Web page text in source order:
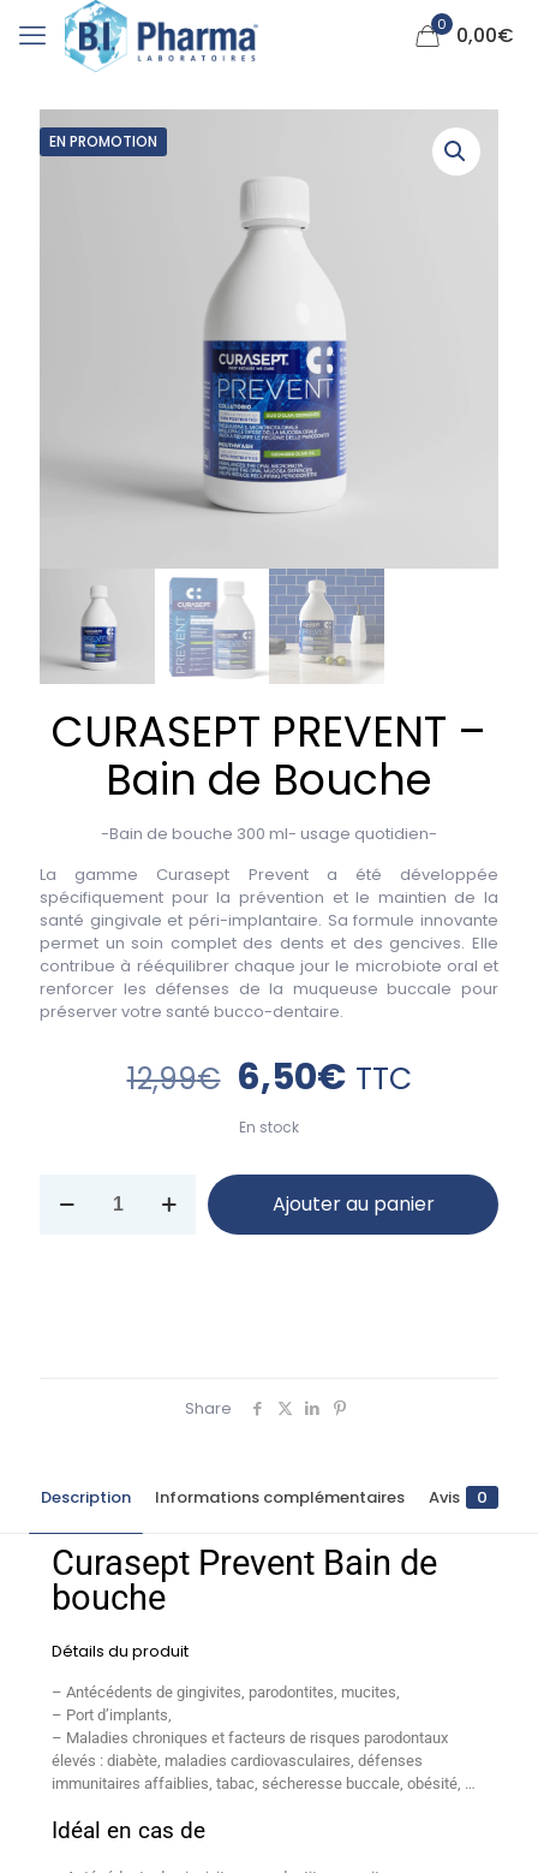
0 0,00€
EN PROMOTION
CURASEPT PREVENT –
Bain de Bouche
-Bain de bouche 300 ml- usage quotidien-
La gamme Curasept Preventa été développée
spécifiquement pourla prévention etle maintien de la
santé gingivale et péri-implantaire. Sa formule innovante
permet un soin complet des dents et des gencives.Elle
contribue à rééquilibrer chaque jour le microbiote oral et
renforcer les défenses de la muqueuse buccale pour
préserver votre santé bucco-dentaire.
12,99€ 6,50€ TTC
En stock
Ajouter au panier
Share
Description Informations complémentaires Avis 0
Curasept Prevent Bain de
bouche
Détails du produit
– Antécédents de gingivites, parodontites, mucites,
– Port d’implants,
– Maladies chroniques et facteurs de risques parodontaux
élevés : diabète, maladies cardiovasculaires, défenses
immunitaires affaiblies, tabac, sécheresse buccale, obésité, …
Idéal en cas de